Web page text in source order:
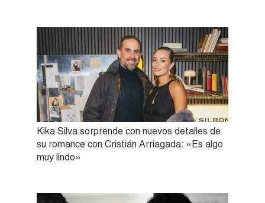
Kika Silva sorprende con nuevos detalles de
su romance con Cristián Arriagada: «Es algo
muy lindo»